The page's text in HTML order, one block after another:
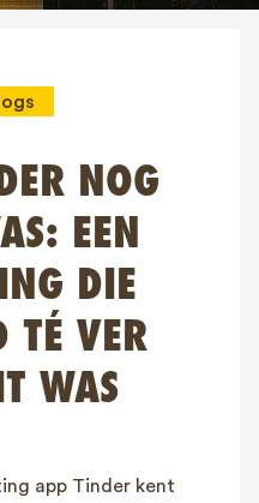
NOG
EEN
DIE
TÉ VER
WAS
app Tinder kent